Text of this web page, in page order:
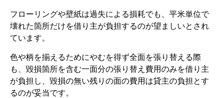
フローリングや壁紙は過失による損耗でも、平米単位で
壊れた箇所だけを借り主が負担するのが望ましいとされ
ています。
色や柄を揃えるためにやむを得ず全面を張り替える際
も、毀損箇所を含む一面分の張り替え費用のみを借り主
が負担し、毀損の無い残りの面の費用は貸主の負担とす
るのが妥当です。